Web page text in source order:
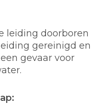
leiding doorboren
gereinigd en
gevaar voor